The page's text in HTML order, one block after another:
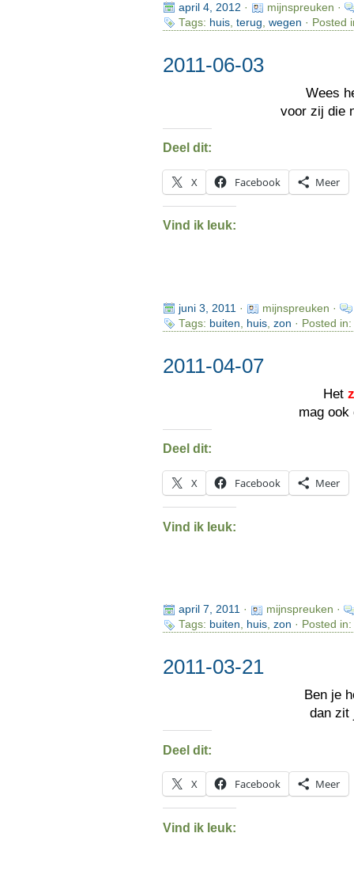
april 4, 2012 ·
mijnspreuken ·
Tags: huis, terug wegen · Posted
2011-06-03
Wees
voor zij die
Deel dit:
X Facebook Meer
Vind ik leuk:
juni 3, 2011 ·
mijnspreuken ·
Tags: buiten huis, zon · Posted in:
2011-04-07
Het
mag
Deel dit:
X Facebook Meer
Vind ik leuk:
april 7, 2011·
mijnspreuken ·
Tags: buiten, huis, zon · Posted in:
2011-03-21
Ben je
dan
Deel dit:
X Facebook Meer
Vind ik leuk: